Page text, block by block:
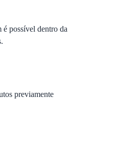
é possível dentro da
previamente